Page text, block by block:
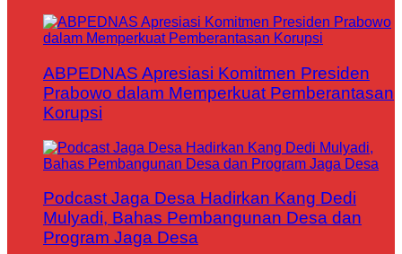
ABPEDNAS Apresiasi Komitmen Presiden
Prabowo dalam Memperkuat Pemberantasan
Korupsi
Podcast Jaga Desa Hadirkan Kang Dedi
Mulyadi, Bahas Pembangunan Desa dan
Program Jaga Desa